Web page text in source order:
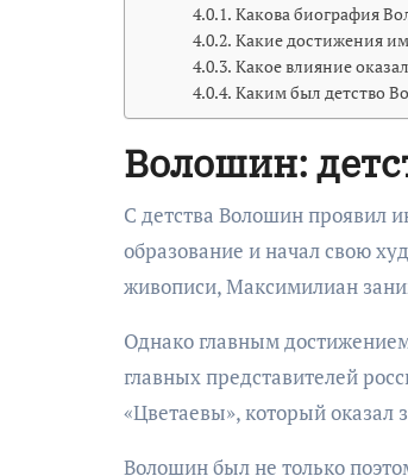
Какова биография
Какие достижения
Какое влияние
Каким был детство
Волошин:
С детства Волошин проявил
образование и начал свою
живописи, Максимилиан
Однако главным
главных представителей
«Цветаевы», который оказал
Волошин был не только